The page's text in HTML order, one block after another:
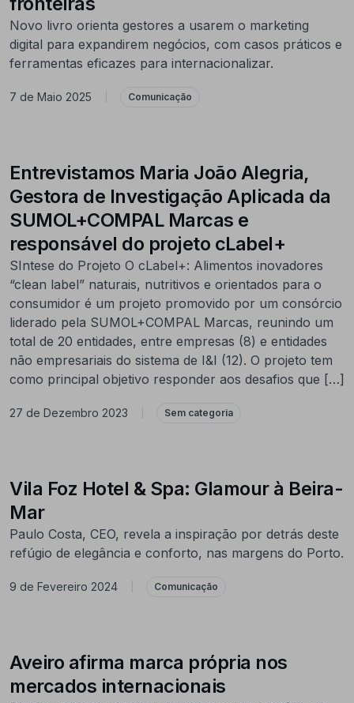
Novo livro orienta gestores a usarem o marketing
digital para expandirem negócios, com casos práticos e
ferramentas eficazes para internacionalizar.
7 de Maio 2025 Comunicação
Entrevistamos Maria João Alegria,
Gestora de Investigação Aplicada da
SUMOL+COMPAL Marcas e
responsável do projeto cLabel+
SIntese do Projeto O cLabel+: Alimentos inovadores
“clean label” naturais, nutritivos e orientados para o
consumidor é um projeto promovido por um consórcio
liderado pela SUMOL+COMPAL Marcas, reunindo um
total de 20 entidades, entre empresas (8) e entidades
não empresariais do sistema de I&I (12). O projeto tem
como principal objetivo responder aos desafios que […]
27 de Dezembro 2023 Sem categoria
Vila Foz Hotel & Spa: Glamour à Beira-
Mar
Paulo Costa, CEO, revela a inspiração por detrás deste
refúgio de elegância e conforto, nas margens do Porto.
9 de Fevereiro 2024 Comunicação
Aveiro afirma marca própria nos
mercados internacionais